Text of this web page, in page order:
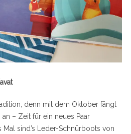
denn mit dem Oktober fängt
– Zeit für ein neues Paar
Mal sind’s Leder-Schnürboots von